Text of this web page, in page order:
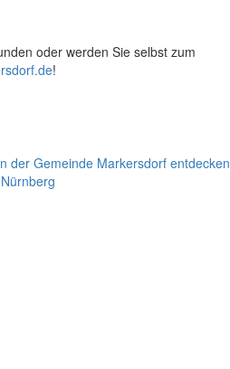
oder werden Sie selbst zum
!